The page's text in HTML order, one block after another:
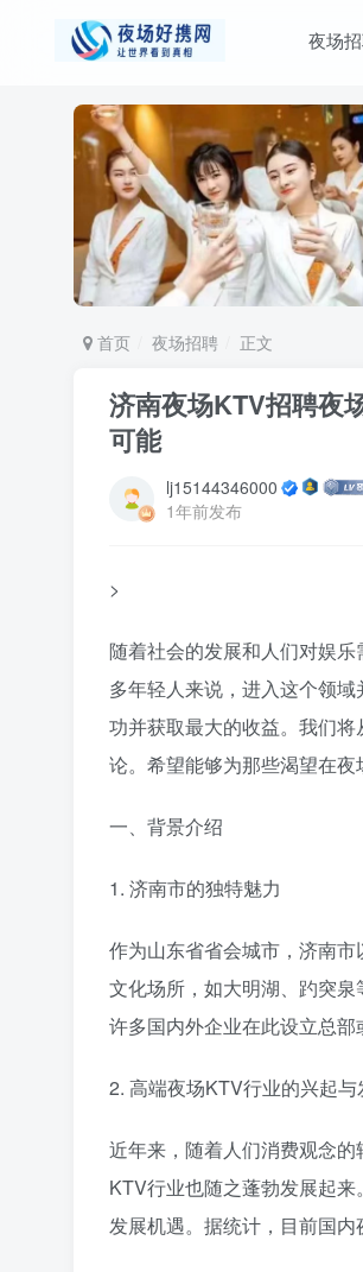
夜场
首页 夜场招聘 正文
济南夜场KTV招聘
可能
lj15144346000
1年前发布
>
随着社会的发展和人们对娱
多年轻人来说，进入这个领
功并获取最大的收益。我们
论。希望能够为那些渴望在夜
一、背景介绍
1. 济南市的独特魅力
作为山东省省会城市，济南
文化场所，如大明湖、趵突
许多国内外企业在此设立总部
2. 高端夜场KTV行业的兴起与
近年来，随着人们消费观念
KTV行业也随之蓬勃发展起
发展机遇。据统计，目前国内